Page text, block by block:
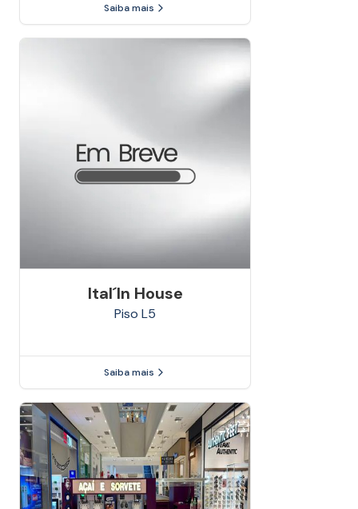
Saiba mais
Ital´in House
Piso L5
Saiba mais